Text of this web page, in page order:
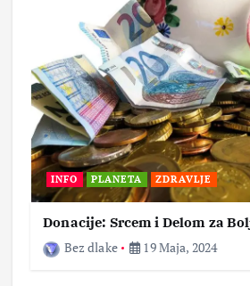
INFO PLANETA ZDRAVLJE
Donacije: Srcem i Delom za
Bez dlake
19 Maja, 2024